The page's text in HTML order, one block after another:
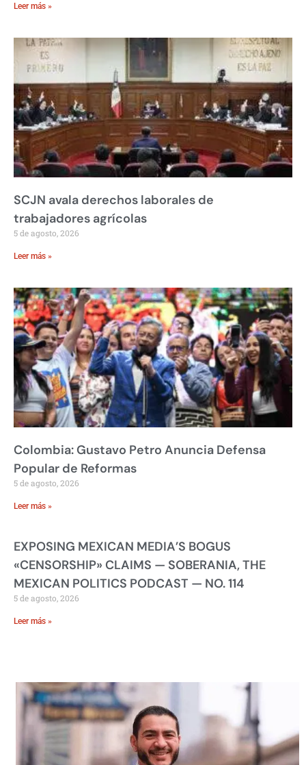
Leer más »
SCJN avala derechos laborales de
trabajadores agrícolas
5 de agosto, 2026
Leer más »
Colombia: Gustavo Petro Anuncia Defensa
Popular de Reformas
5 de agosto, 2026
Leer más »
EXPOSING MEXICAN MEDIA’S BOGUS
«CENSORSHIP» CLAIMS — SOBERANIA, THE
MEXICAN POLITICS PODCAST — NO. 114
5 de agosto, 2026
Leer más »